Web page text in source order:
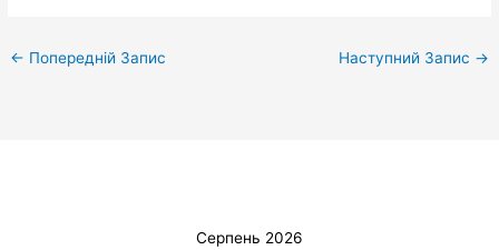
← Попередній Запис Наступний Запис →
Серпень 2026